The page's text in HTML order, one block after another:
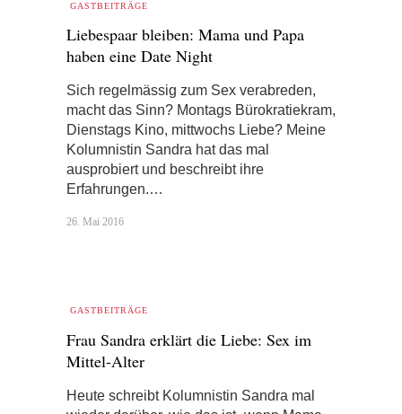
GASTBEITRÄGE
Liebespaar bleiben: Mama und Papa
haben eine Date Night
Sich regelmässig zum Sex verabreden,
macht das Sinn? Montags Bürokratiekram,
Dienstags Kino, mittwochs Liebe? Meine
Kolumnistin Sandra hat das mal
ausprobiert und beschreibt ihre
Erfahrungen.…
26. Mai 2016
GASTBEITRÄGE
Frau Sandra erklärt die Liebe: Sex im
Mittel-Alter
Heute schreibt Kolumnistin Sandra mal